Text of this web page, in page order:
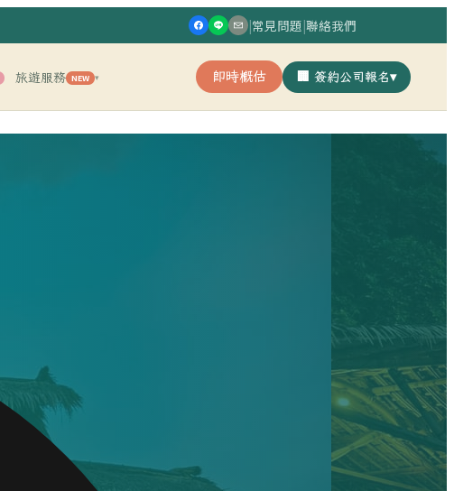
|常見問題|聯絡我們
旅遊服務 NEW ▾ 即時概估 🏢 簽約公司報名▾